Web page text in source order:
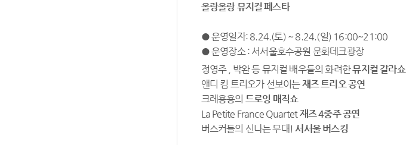
올랑올랑 뮤지컬 페스타
● 운영일자: 8.24.(토) ~ 8.24.(일) 16:00~21:00
● 운영장소 : 서서울호수공원 문화데크광장
정영주 , 박완 등 뮤지컬 배우들의 화려한뮤지컬 갈라쇼
앤디 킴 트리오가 선보이는재즈 트리오 공연
크레용용의 드로잉 매직쇼
La Petite France Quartet재즈 4중주 공연
버스커들의 신나는 무대!서서울 버스킹